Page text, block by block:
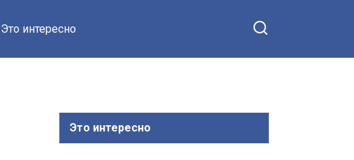
Это интересно
Это интересно